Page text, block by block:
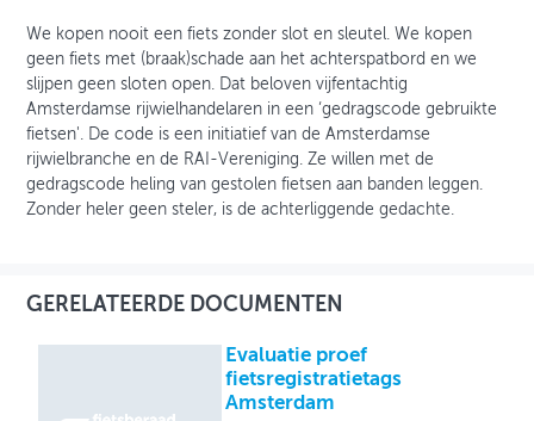
We kopen nooit een fiets zonder slot en sleutel. We kopen
geen fiets met (braak)schade aan het achterspatbord en we
slijpen geen sloten open. Dat beloven vijfentachtig
Amsterdamse rijwielhandelaren in een ‘gedragscode gebruikte
fietsen'. De code is een initiatief van de Amsterdamse
rijwielbranche en de RAI-Vereniging. Ze willen met de
gedragscode heling van gestolen fietsen aan banden leggen.
Zonder heler geen steler, is de achterliggende gedachte.
GERELATEERDE DOCUMENTEN
Evaluatie proef
fietsregistratietags
Amsterdam